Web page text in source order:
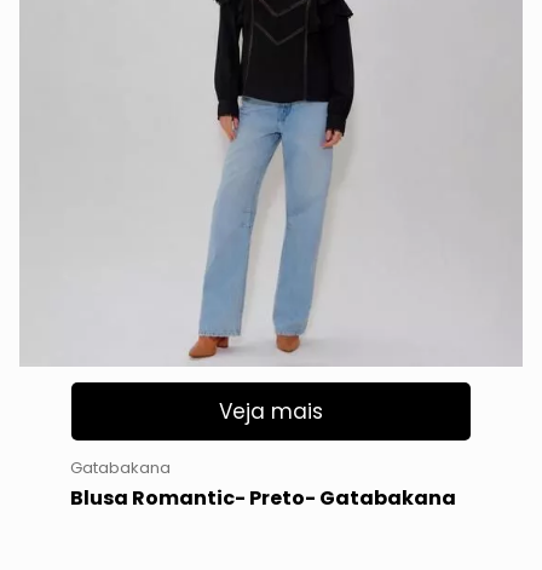
Veja mais
Gatabakana
Blusa Romantic- Preto- Gatabakana